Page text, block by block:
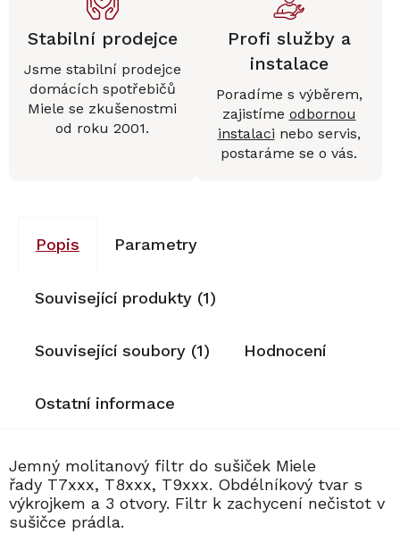
Stabilní prodejce
Jsme stabilní prodejce
domácích spotřebičů
Miele se zkušenostmi
od roku 2001.
Profi služby a
instalace
Poradíme s výběrem,
zajistíme odbornou
instalaci nebo servis,
postaráme se o vás.
Popis Parametry
Související produkty (1)
Související soubory (1) Hodnocení
Ostatní informace
Jemný molitanový filtr do sušiček Miele
řady T7xxx, T8xxx, T9xxx. Obdélníkový tvar s
výkrojkem a 3 otvory. Filtr k zachycení nečistot v
sušičce prádla.